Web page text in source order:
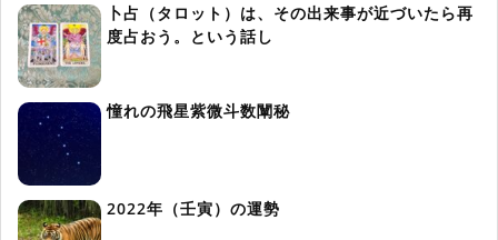
卜占（タロット）は、その出来事が近づいたら再
度占おう。という話し
憧れの飛星紫微斗数闡秘
2022年（壬寅）の運勢